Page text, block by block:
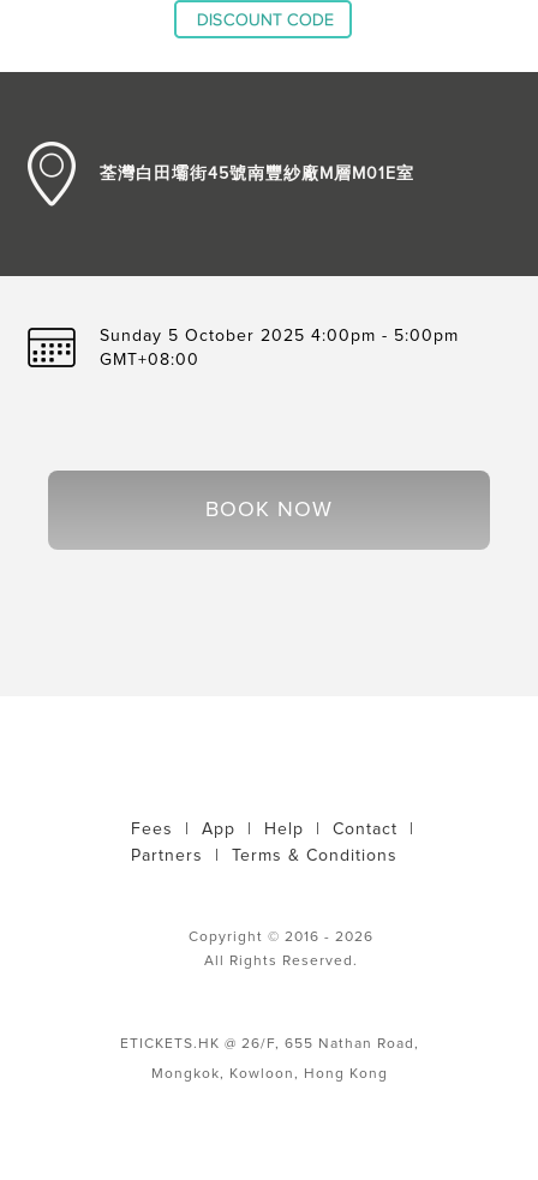
荃灣白田壩街45號南豐紗廠M層M01E室
Sunday 5 October 2025 4:00pm - 5:00pm
GMT+08:00
BOOK NOW
Fees App Help Contact
Partners
Terms & Conditions
Copyright © 2016 - 2026
All Rights Reserved.
ETICKETS.HK @ 26/F, 655 Nathan Road,
Mongkok, Kowloon, Hong Kong